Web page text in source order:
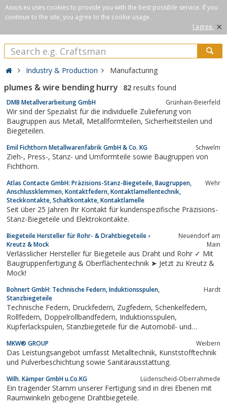
Axxus.eu uses cookies to provide you with the best possible service. If you
continue to the site, you agree to the cookie usage.
I agree. ×
Industry & Production Manufacturing
plumes & wire bending hurry 82 results found
DMB Metallverarbeitung GmbH Grünhain-Beierfeld
Wir sind der Spezialist für die individuelle Zulieferung von
Baugruppen aus Metall, Metallformteilen, Sicherheitsteilen und
Biegeteilen.
Emil Fichthorn Metallwarenfabrik GmbH & Co. KG Schwelm
Zieh-, Press-, Stanz- und Umformteile sowie Baugruppen von
Fichthorn.
Atlas Contacte GmbH: Präzisions-Stanz-Biegeteile, Baugruppen,
Anschlussklemmen, Kontaktfedern, Kontaktlamellentechnik,
Steckkontakte, Schaltkontakte, Kontaktlamelle
Wehr
Seit über 25 Jahren Ihr Kontakt für kundenspezifische Präzisions-
Stanz-Biegeteile und Elektrokontakte.
Biegeteile Hersteller für Rohr- & Drahtbiegeteile ›
Kreutz & Mock
Neuendorf am
Main
Verlässlicher Hersteller für Biegeteile aus Draht und Rohr ✓ Mit
Baugruppenfertigung & Oberflächentechnik ➤ Jetzt zu Kreutz &
Mock!
Bohnert GmbH: Technische Federn, Induktionsspulen,
Stanzbiegeteile
Hardt
Technische Federn, Druckfedern, Zugfedern, Schenkelfedern,
Rollfedern, Doppelrollbandfedern, Induktionsspulen,
Kupferlackspulen, Stanzbiegeteile für die Automobil- und
MKW® GROUP Weibern
Das Leistungsangebot umfasst Metalltechnik, Kunststofftechnik
und Pulverbeschichtung sowie Sanitärausstattung.
Wilh. Kämper GmbH u.Co.KG Lüdenscheid-Oberrahmede
Ein tragender Stamm unserer Fertigung sind in drei Ebenen mit
Raumwinkeln gebogene Drahtbiegeteile.